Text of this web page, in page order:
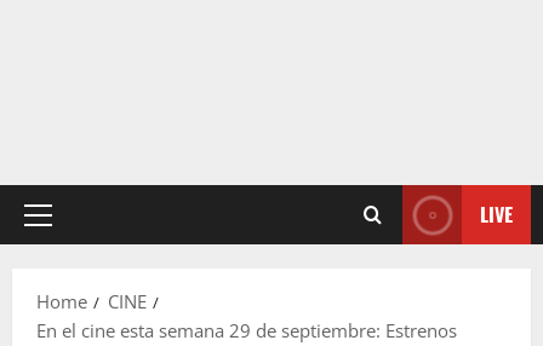
Primary
LIVE
Home
CINE
En el cine esta semana 29 de septiembre: Estrenos